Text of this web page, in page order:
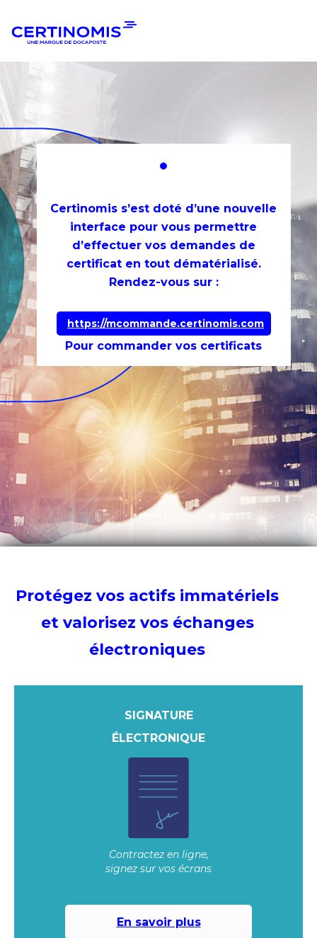
à
navigation
au
Certinomis s’est doté d’une nouvelle
interface pour vous permettre
d’effectuer vos demandes de
certificat en tout dématérialisé.
Rendez-vous sur :
https://mcommande.certinomis.com
Pour commander vos certificats
Protégez vos actifs immatériels
et valorisez vos échanges
électroniques
SIGNATURE
ÉLECTRONIQUE
Contractez en ligne,
signez sur vos écrans
En savoir plus